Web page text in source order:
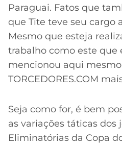
Paraguai. Fatos que
que Tite teve seu cargo
Mesmo que esteja
trabalho como este que
mencionou aqui
TORCEDORES.COM
Seja como for, é bem
as variações táticas dos
Eliminatórias da Copa